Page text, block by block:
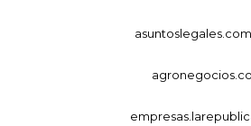
agronegocios.co